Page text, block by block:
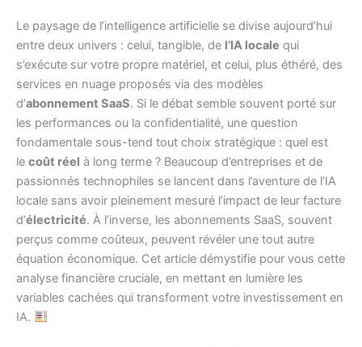
Le paysage de l’intelligence artificielle se divise aujourd’hui
entre deux univers : celui, tangible, de l’IA locale qui
s’exécute sur votre propre matériel, et celui, plus éthéré, des
services en nuage proposés via des modèles
d’abonnement SaaS. Si le débat semble souvent porté sur
les performances ou la confidentialité, une question
fondamentale sous-tend tout choix stratégique : quel est
le coût réel à long terme ? Beaucoup d’entreprises et de
passionnés technophiles se lancent dans l’aventure de l’IA
locale sans avoir pleinement mesuré l’impact de leur facture
d’électricité. À l’inverse, les abonnements SaaS, souvent
perçus comme coûteux, peuvent révéler une tout autre
équation économique. Cet article démystifie pour vous cette
analyse financière cruciale, en mettant en lumière les
variables cachées qui transforment votre investissement en
IA.